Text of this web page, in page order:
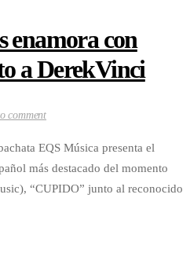
enamora con
a DerekVinci
comment
EQS Música presenta el
más destacado del momento
“CUPIDO” junto al reconocido